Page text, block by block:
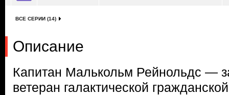
ВСЕ СЕРИИ (14)
Описание
Капитан Малькольм Рейнольдс —
ветеран галактической